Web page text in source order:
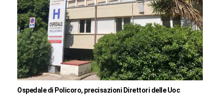
Ospedale di Policoro, precisazioni Direttori delle Uoc